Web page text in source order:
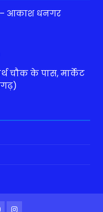
– आकाश धनगर
चौक के पास, मार्केट
Instagram